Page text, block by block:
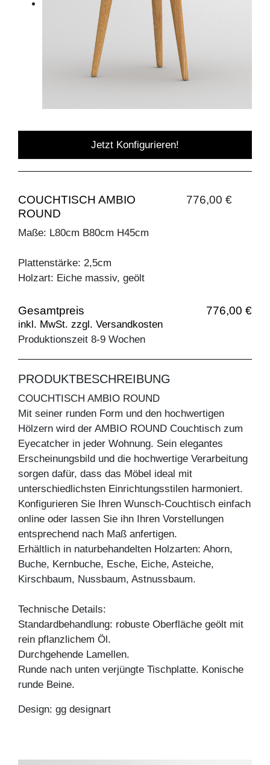
Jetzt Konfigurieren!
COUCHTISCH AMBIO
ROUND
776,00 €
Maße: L80cm B80cm H45cm
Plattenstärke: 2,5cm
Holzart: Eiche massiv, geölt
Gesamtpreis 776,00 €
inkl. MwSt. zzgl. Versandkosten
Produktionszeit 8-9 Wochen
PRODUKTBESCHREIBUNG
COUCHTISCH AMBIO ROUND
Mit seiner runden Form und den hochwertigen
Hölzern wird der AMBIO ROUND Couchtisch zum
Eyecatcher in jeder Wohnung. Sein elegantes
Erscheinungsbild und die hochwertige Verarbeitung
sorgen dafür, dass das Möbel ideal mit
unterschiedlichsten Einrichtungsstilen harmoniert.
Konfigurieren Sie Ihren Wunsch-Couchtisch einfach
online oder lassen Sie ihn Ihren Vorstellungen
entsprechend nach Maß anfertigen.
Erhältlich in naturbehandelten Holzarten: Ahorn,
Buche, Kernbuche, Esche, Eiche, Asteiche,
Kirschbaum, Nussbaum, Astnussbaum.
Technische Details:
Standardbehandlung: robuste Oberfläche geölt mit
rein pflanzlichem Öl.
Durchgehende Lamellen.
Runde nach unten verjüngte Tischplatte. Konische
runde Beine.
Design: gg designart